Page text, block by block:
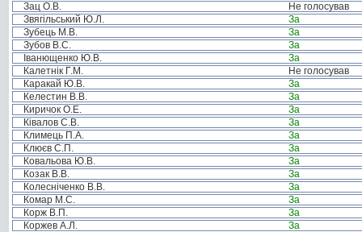
Зац О.В.
Не голосував
Звягільський Ю.Л.
За
Зубець М.В.
За
Зубов В.С.
За
Іванющенко Ю.В.
За
Калетнік Г.М.
Не голосував
Каракай Ю.В.
За
Келестин В.В.
За
Киричок О.Е.
За
Ківалов С.В.
За
Климець П.А.
За
Клюєв С.П.
За
Ковальова Ю.В.
За
Козак В.В.
За
Колесніченко В.В.
За
Комар М.С.
За
Корж В.П.
За
Коржев А.Л.
За